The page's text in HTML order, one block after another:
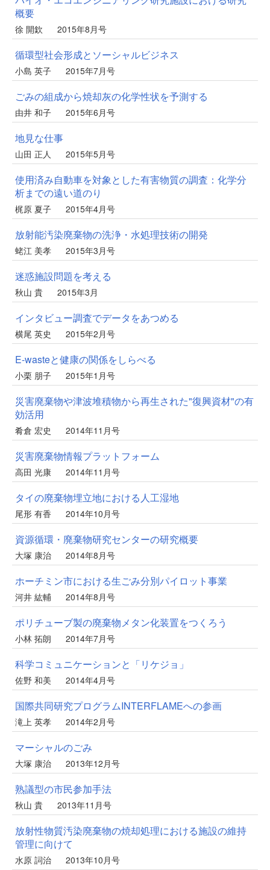
概要
徐 開欽 2015年8月号
循環型社会形成とソーシャルビジネス
小島 英子 2015年7月号
ごみの組成から焼却灰の化学性状を予測する
由井 和子 2015年6月号
地見な仕事
山田 正人 2015年5月号
使用済み自動車を対象とした有害物質の調査：化学分
析までの遠い道のり
梶原 夏子 2015年4月号
放射能汚染廃棄物の洗浄・水処理技術の開発
蛯江 美孝 2015年3月号
迷惑施設問題を考える
秋山 貴 2015年3月
インタビュー調査でデータをあつめる
横尾 英史 2015年2月号
E-wasteと健康の関係をしらべる
小栗 朋子 2015年1月号
災害廃棄物や津波堆積物から再生された"復興資材"の有
効活用
肴倉 宏史 2014年11月号
災害廃棄物情報プラットフォーム
高田 光康 2014年11月号
タイの廃棄物埋立地における人工湿地
尾形 有香 2014年10月号
資源循環・廃棄物研究センターの研究概要
大塚 康治 2014年8月号
ホーチミン市における生ごみ分別パイロット事業
河井 紘輔 2014年8月号
ポリチューブ製の廃棄物メタン化装置をつくろう
小林 拓朗 2014年7月号
科学コミュニケーションと「リケジョ」
佐野 和美 2014年4月号
国際共同研究プログラムINTERFLAMEへの参画
滝上 英孝 2014年2月号
マーシャルのごみ
大塚 康治 2013年12月号
熟議型の市民参加手法
秋山 貴 2013年11月号
放射性物質汚染廃棄物の焼却処理における施設の維持
管理に向けて
水原 詞治 2013年10月号